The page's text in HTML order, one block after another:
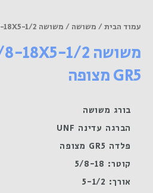
18X5-
פלדה
מצופה
עמוד הבית/ משושה / משושה UNF 5/8-18X5-1/2 פלדה GR5 מצופה
GR5 מצופה
בורג משושה
הברגה עדינה UNF
פלדה GR5 מצופה
קוטר: 5/8-18
אורך: 5-1/2